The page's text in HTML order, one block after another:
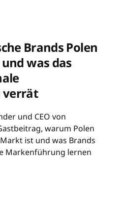
Brands Polen
was das
verrät
und CEO von
warum Polen
ist und was Brands
Markenführung lernen